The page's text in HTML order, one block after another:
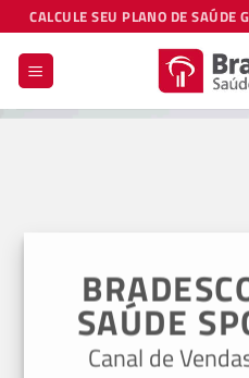
Skip
to
content
CALCULE SEU PLANO DE SAÚDE
SAÚDE
Canal de